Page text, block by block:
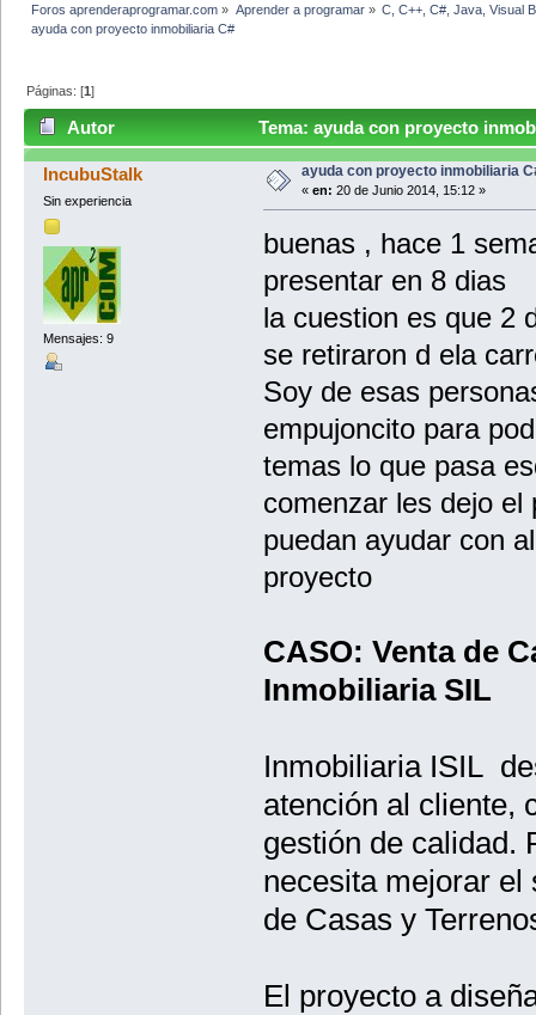
Foros aprenderaprogramar.com » Aprender a programar» C, C++, C#, Java, Visual
ayuda con proyecto inmobiliaria C#
Páginas: [1]
Autor Tema: ayuda con proyecto
IncubuStalk
Sin experiencia
Mensajes: 9
ayuda con proyecto inmobiliaria
« en: 20 de Junio 2014, 15:12 »
buenas , hace 1
presentar en 8 dias
la cuestion es que 2
se retiraron d ela
Soy de esas
empujoncito para
temas lo que pasa
comenzar les dejo
puedan ayudar con
proyecto
CASO: Venta de
Inmobiliaria SIL
Inmobiliaria ISIL
atención al cliente,
gestión de calidad.
necesita mejorar el
de Casas y
El proyecto a